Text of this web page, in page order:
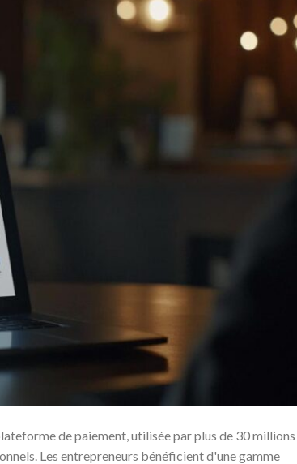
de paiement, utilisée par plus de 30 millions
Les entrepreneurs bénéficient d'une gamme